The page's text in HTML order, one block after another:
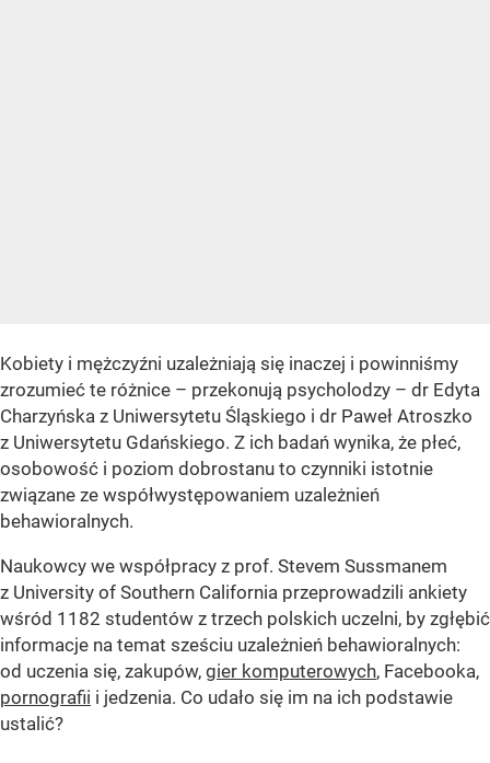
Kobiety i mężczyźni uzależniają się inaczej i powinniśmy
zrozumieć te różnice – przekonują psycholodzy – dr Edyta
Charzyńska z Uniwersytetu Śląskiego i dr Paweł Atroszko
z Uniwersytetu Gdańskiego. Z ich badań wynika, że płeć,
osobowość i poziom dobrostanu to czynniki istotnie
związane ze współwystępowaniem uzależnień
behawioralnych.
Naukowcy we współpracy z prof. Stevem Sussmanem
z University of Southern California przeprowadzili ankiety
wśród 1182 studentów z trzech polskich uczelni, by zgłębić
informacje na temat sześciu uzależnień behawioralnych:
od uczenia się, zakupów, gier komputerowych, Facebooka,
pornografii i jedzenia. Co udało się im na ich podstawie
ustalić?